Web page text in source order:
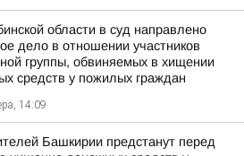
области в суд направлено
дело в отношении участников
группы, обвиняемых в хищении
средств у пожилых граждан
14:09
Башкирии предстанут перед